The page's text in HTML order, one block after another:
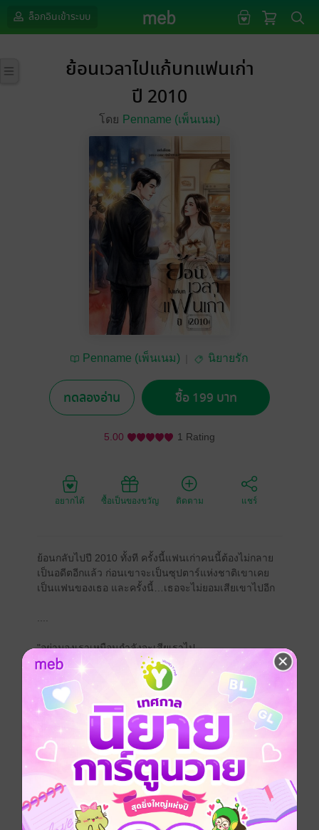
ล็อกอินเข้าระบบ
ย้อนเวลาไปแก้บทแฟนเก่า
ปี 2010
โดย Penname (เพ็นเนม)
Penname (เพ็นเนม) นิยายรัก
ทดลองอ่าน ซื้อ 199 บาท
5.00 1 Rating
อยากได้ ซื้อเป็นของขวัญ ติดตาม แชร์
ย้อนกลับไปปี 2010 ทั้งที ครั้งนี้แฟนเก่าคนนี้ต้องไม่กลาย
เป็นอดีตอีกแล้ว ก่อนเขาจะเป็นซุปตาร์แห่งชาติเขาเคย
เป็นแฟนของเธอ และครั้งนี้…เธอจะไม่ยอมเสียเขาไปอีก
"อย่ามองเราเหมือนกำลังจะเสียเราไป
ทั้งที่เรายังยืนอยู่ตรงนี้กับอัน" — ดีน
"แฟนเก่า" คือคำที่อัญญาไม่เคยอยากใช้เรียกเขา
เพราะสำหรับเธอ ดีน ไม่ใช่แค่ผู้ชายในอดีต
แต่คือคนที่ครั้งหนึ่งเคยรักเธออย่างสุดหัวใจ
และตอนนี้…เขาก็ยังรักเธออยู่
เมื่อได้โอกาสย้อนเวลากลับไปในปี 2010
ปีที่เขายังไม่ใช่ซุปตาร์แห่งชาติ
ปีที่เขายังเป็นเพียงรุ่นพี่ปีสี่ เด็กฝึกในวงการบันเทิง
และเป็น แฟนของเธอ